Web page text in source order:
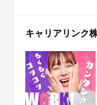
キャリアリンク